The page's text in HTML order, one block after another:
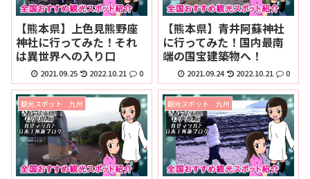
【熊本県】上色見熊野座
神社に行ってみた！それ
は異世界への入り口
2021.09.25 2022.10.21 0
【熊本県】青井阿蘇神社
に行ってみた！国内最南
端の国宝建築物へ！
2021.09.24 2022.10.21 0
観光スポット 九州 観光スポット 九州